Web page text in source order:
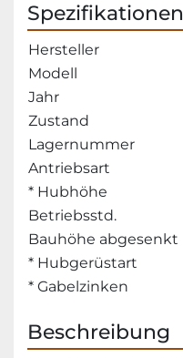
Spezifikationen
Hersteller
Modell
Jahr
Zustand
Lagernummer
Antriebsart
* Hubhöhe
Betriebsstd.
Bauhöhe abgesenkt
* Hubgerüstart
* Gabelzinken
Beschreibung